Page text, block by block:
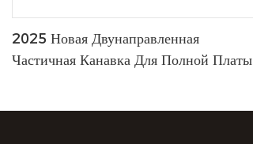
2025 Новая Двунаправленная
Частичная Канавка Для Полной Платы